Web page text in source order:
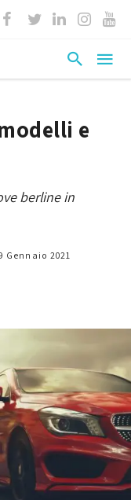
e
berline in
Gennaio 2021